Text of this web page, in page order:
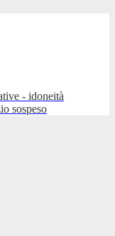
- idoneità
sospeso